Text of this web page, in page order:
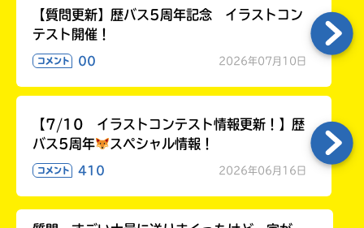
【質問更新】歴バス5周年記念 イラストコン
テスト開催！
コメント 00 2026年07月10日
【7/10 イラストコンテスト情報更新！】歴
バス5周年
スペシャル情報！
コメント 410 2026年06月16日